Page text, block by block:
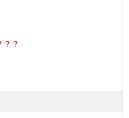
？？